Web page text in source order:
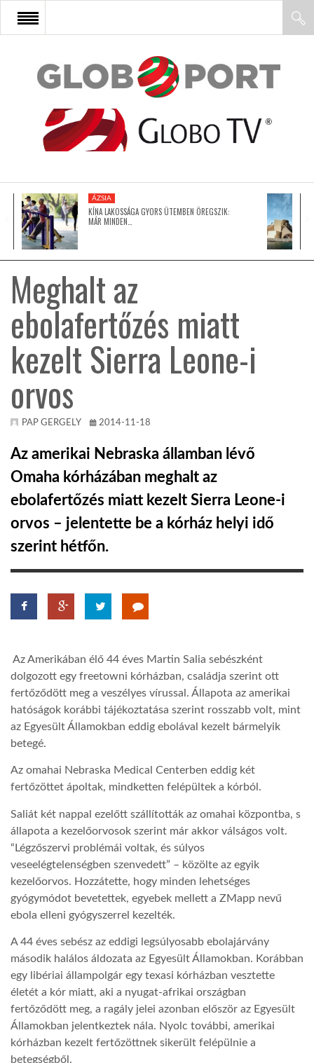
FŐOLDAL
AFRIKA
ÁZSIA
LATIN-AMERIKA
AUSZTRÁLIA
MÉDIA
GLOBOTV BP
HÍR3D
TROPICALMAGAZIN
AFRIKA TUDÁSTÁR
A NAP SZÉPE
LINKTR.EE
GLOBOZSARU
LATIMO.HU
ÁZSIA
KÍNA LAKOSSÁGA GYORS ÜTEMBEN ÖREGSZIK:
MÁR MINDEN…
Meghalt az
ebolafertőzés miatt
kezelt Sierra Leone-i
orvos
PAP GERGELY 2014-11-18
Az amerikai Nebraska államban lévő
Omaha kórházában meghalt az
ebolafertőzés miatt kezelt Sierra Leone-i
orvos – jelentette be a kórház helyi idő
szerint hétfőn.
Az Amerikában élő 44 éves Martin Salia sebészként
dolgozott egy freetowni kórházban, családja szerint ott
fertőződött meg a veszélyes vírussal. Állapota az amerikai
hatóságok korábbi tájékoztatása szerint rosszabb volt, mint
az Egyesült Államokban eddig ebolával kezelt bármelyik
betegé.
Az omahai Nebraska Medical Centerben eddig két
fertőzöttet ápoltak, mindketten felépültek a kórból.
Saliát két nappal ezelőtt szállították az omahai központba, s
állapota a kezelőorvosok szerint már akkor válságos volt.
“Légzőszervi problémái voltak, és súlyos
veseelégtelenségben szenvedett” – közölte az egyik
kezelőorvos. Hozzátette, hogy minden lehetséges
gyógymódot bevetettek, egyebek mellett a ZMapp nevű
ebola elleni gyógyszerrel kezelték.
A 44 éves sebész az eddigi legsúlyosabb ebolajárvány
második halálos áldozata az Egyesült Államokban. Korábban
egy libériai állampolgár egy texasi kórházban vesztette
életét a kór miatt, aki a nyugat-afrikai országban
fertőződött meg, a ragály jelei azonban először az Egyesült
Államokban jelentkeztek nála. Nyolc további, amerikai
kórházban kezelt fertőzöttnek sikerült felépülnie a
betegségből.